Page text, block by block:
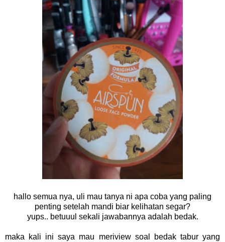
hallo semua nya, uli mau tanya ni apa coba yang paling
penting setelah mandi biar kelihatan segar?
yups.. betuuul sekali jawabannya adalah bedak.
maka kali ini saya mau meriview soal bedak tabur yang